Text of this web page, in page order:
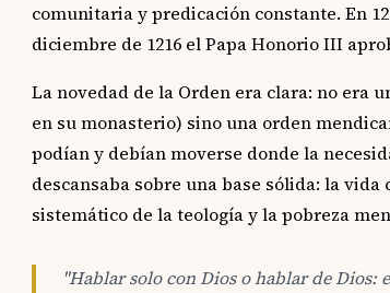
comunitaria y predicación constante. En
diciembre de 1216 el Papa Honorio III
La novedad de la Orden era clara: no era
en su monasterio) sino una orden
podían y debían moverse donde la
descansaba sobre una base sólida: la
sistemático de la teología y la pobreza
"Hablar solo con Dios o hablar de Dios: